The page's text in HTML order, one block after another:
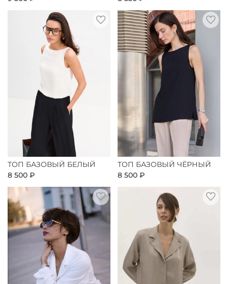
ТОП БАЗОВЫЙ БЕЛЫЙ
8 500 ₽
ТОП БАЗОВЫЙ ЧЁРНЫЙ
8 500 ₽